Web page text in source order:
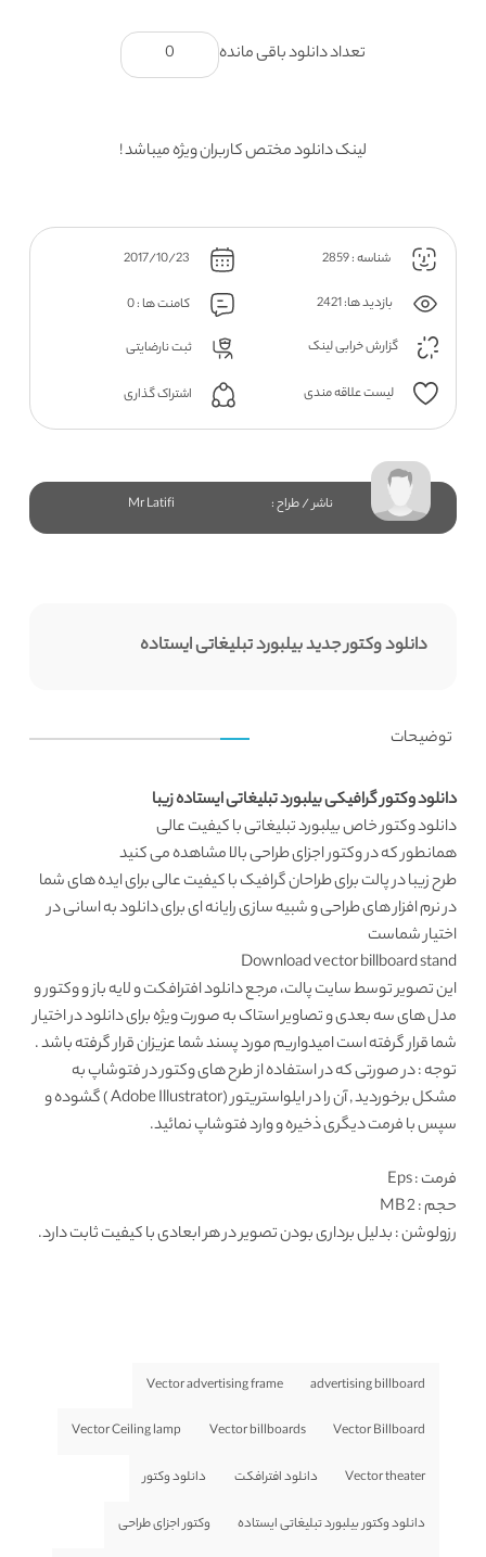
تعداد دانلود باقی مانده 0
لینک دانلود مختص کاربران ویژه میباشد !
شناسه : 2859
بازدید ها: 2421
کامنت ها : 0
گزارش خرابی لینک
ثبت نارضایتی
لیست علاقه مندی اشتراک گذاری
ناشر / طراح : Mr Latifi
دانلود وکتور جدید بیلبورد تبلیغاتی ایستاده
توضیحات
دانلود وکتور گرافیکی بیلبورد تبلیغاتی ایستاده زیبا
دانلود وکتورخاص بیلبورد تبلیغاتی با کیفیت عالی
همانطور که دروکتور اجزای طراحیبالا مشاهده می کنید
طرح زیبا در پالت برای طراحان گرافیک با کیفیت عالی برای ایده های شما
در نرم افزار های طراحی و شبیه سازی رایانه ای برای دانلود به اسانی در
اختیار شماست
Download vector billboard stand
این تصویر توسطسایت پالت، مرجعدانلود افترافکتو لایه باز و وکتور و
مدل های سه بعدی و تصاویر استاک به صورت ویژه برای دانلود در اختیار
شما قرار گرفته است امیدواریم مورد پسند شما عزیزان قرار گرفته باشد .
توجه : در صورتی که در استفاده از طرح های وکتور در فتوشاپ به
مشکل برخوردید , آن را در ایلواستریتور (Adobe Illustrator ) گشوده و
سپس با فرمت دیگری ذخیره و وارد فتوشاپ نمائید.
فرمت: Eps
حجم : 2 MB
رزولوشن: بدلیل برداری بودن تصویر در هر ابعادی با کیفیت ثابت دارد.
advertising billboard
Vector advertising frame
Vector Billboard
Vector billboards
Vector Ceiling lamp
Vector theater دانلود افترافکت دانلود وکتور
دانلود وکتور بیلبورد تبلیغاتی ایستاده وکتور اجزای طراحی